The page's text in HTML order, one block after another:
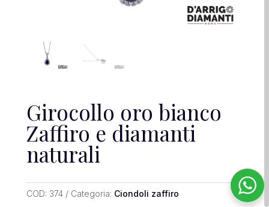
Girocollo oro bianco
Zaffiro e diamanti
naturali
COD: 374 Categoria: Ciondoli zaffiro